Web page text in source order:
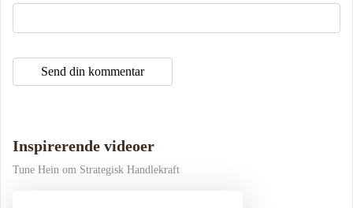
Inspirerende videoer
Tune Hein om Strategisk Handlekraft